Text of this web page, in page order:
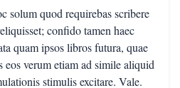
solum quod requirebas scribere
confido tamen haec
quam ipsos libros futura, quae
eos verum etiam ad simile aliquid
stimulis excitare. Vale.